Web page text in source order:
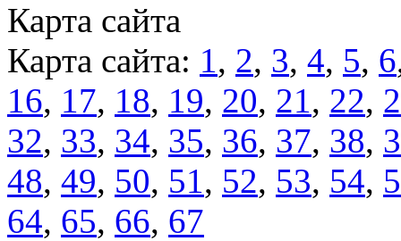
Карта сайта
Карта сайта: 1, 2, 3, 4, 5, 6
16, 17, 18, 19, 20, 21, 22,
32, 33, 34, 35, 36, 37, 38,
48, 49, 50, 51, 52, 53, 54,
64, 65, 66, 67